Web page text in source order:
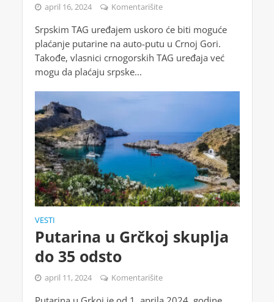
april 16, 2024 Komentarišite
Srpskim TAG uređajem uskoro će biti moguće
plaćanje putarine na auto-putu u Crnoj Gori.
Takođe, vlasnici crnogorskih TAG uređaja već
mogu da plaćaju srpske...
VESTI
Putarina u Grčkoj skuplja
do 35 odsto
april 11, 2024 Komentarišite